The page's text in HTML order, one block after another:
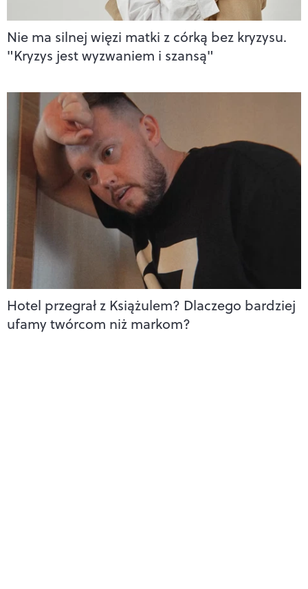
Nie ma silnej więzi matki z córką bez kryzysu.
"Kryzys jest wyzwaniem i szansą"
Hotel przegrał z Książulem? Dlaczego bardziej
ufamy twórcom niż markom?